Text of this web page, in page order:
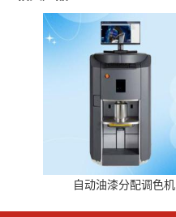
自动油漆分配调色机